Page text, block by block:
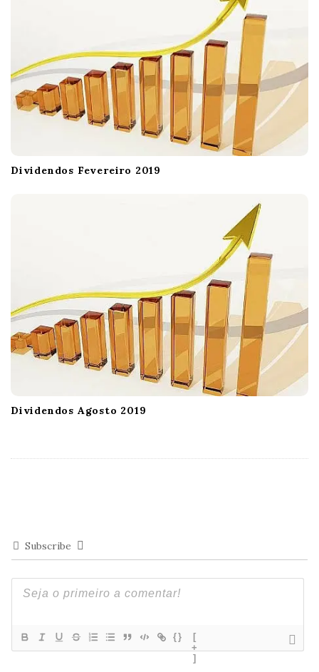
Dividendos Fevereiro 2019
Dividendos Agosto 2019
Subscribe
{}
[
+
]